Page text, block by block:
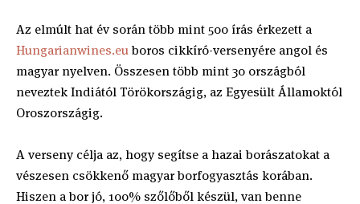
Az elmúlt hat év során több mint 500 írás érkezett a
Hungarianwines.euboros cikkíró-versenyére angol és
magyar nyelven. Összesen több mint 30 országból
neveztek Indiától Törökországig, az Egyesült Államoktól
Oroszországig.
A verseny célja az, hogy segítse a hazai borászatokat a
vészesen csökkenő magyar borfogyasztás korában.
Hiszen a bor jó, 100% szőlőből készül, van benne